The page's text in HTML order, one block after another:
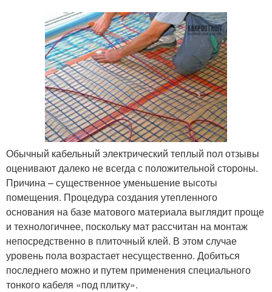
Обычный кабельный электрический теплый пол отзывы
оценивают далеко не всегда с положительной стороны.
Причина – существенное уменьшение высоты
помещения. Процедура создания утепленного
основания на базе матового материала выглядит проще
и технологичнее, поскольку мат рассчитан на монтаж
непосредственно в плиточный клей. В этом случае
уровень пола возрастает несущественно. Добиться
последнего можно и путем применения специального
тонкого кабеля «под плитку».